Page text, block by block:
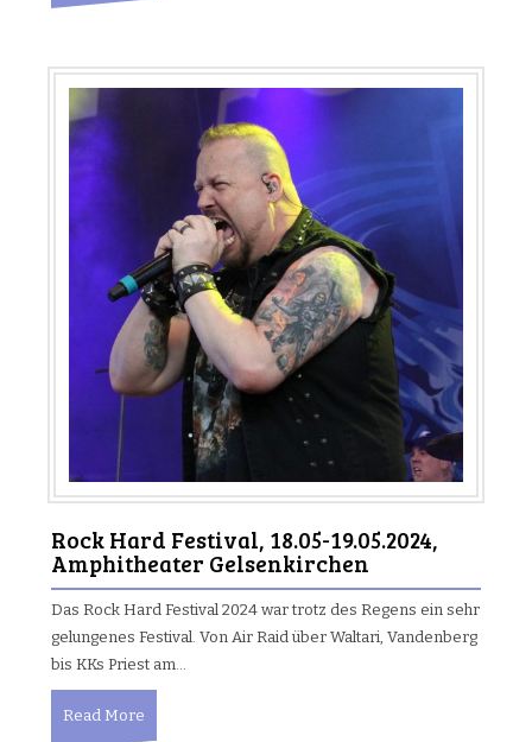
Rock Hard Festival, 18.05-19.05.2024,
Amphitheater Gelsenkirchen
Das Rock Hard Festival 2024 war trotz des Regens ein sehr
gelungenes Festival. Von Air Raid über Waltari, Vandenberg
bis KKs Priest am…
Read More